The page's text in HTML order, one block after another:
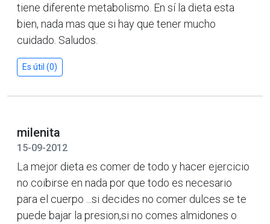
tiene diferente metabolismo. En sí la dieta esta
bien, nada mas que si hay que tener mucho
cuidado. Saludos.
Es útil (0)
milenita
15-09-2012
La mejor dieta es comer de todo y hacer ejercicio
no coibirse en nada por que todo es necesario
para el cuerpo ...si decides no comer dulces se te
puede bajar la presion,si no comes almidones o